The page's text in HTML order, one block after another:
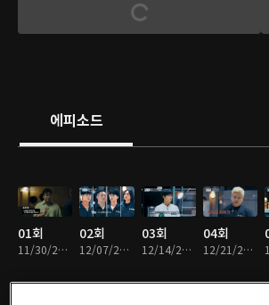
에피소드
01회
11/30/2024 • 1시간 24분
02회
12/07/2024 • 1시간 11분
03회
12/14/2024 • 1시간 22분
04회
12/21/2024 • 1시간 25분